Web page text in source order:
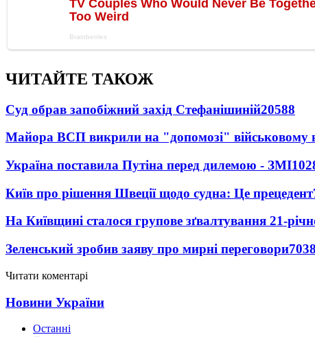
ЧИТАЙТЕ ТАКОЖ
Суд обрав запобіжний захід Стефанішиній20588
Майора ВСП викрили на "допомозі" військовому
Україна поставила Путіна перед дилемою - ЗМІ
Київ про рішення Швеції щодо судна: Це прецедент
На Київщині сталося групове зґвалтування 21-
Зеленський зробив заяву про мирні переговори7038
Читати коментарі
Новини України
Останні